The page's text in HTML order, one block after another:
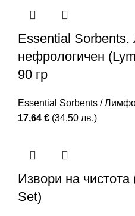
Essential
нефрологичен
90 гр
Essential Sorbents /
17,64 € (34.50 лв.)
Извори на
Set)